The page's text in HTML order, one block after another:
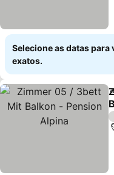
Selecione as datas para
exatos.